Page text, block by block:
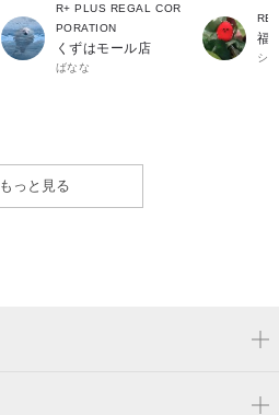
R+ PLUS REGAL COR
PORATION
くずはモール店
ばなな
福
シ
もっと見る